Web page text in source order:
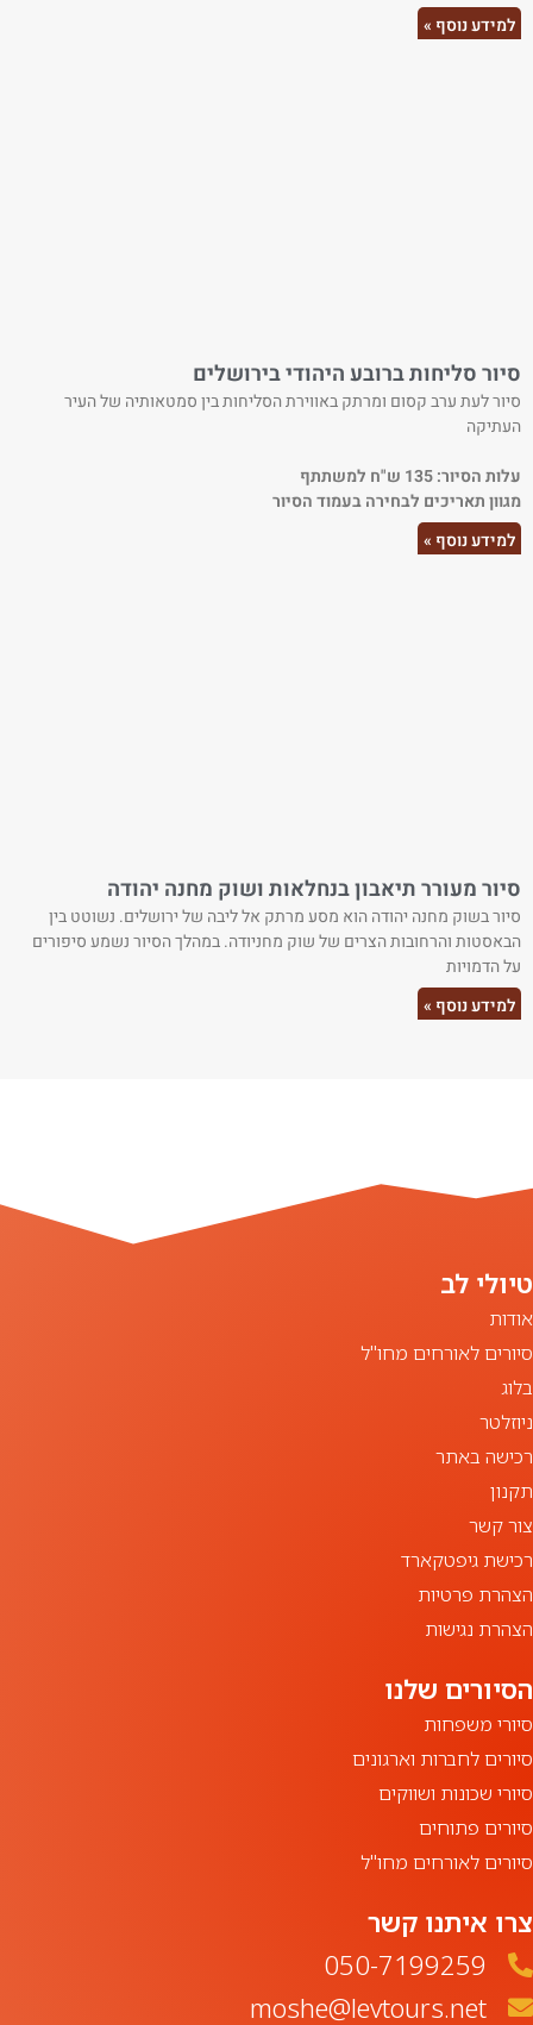
למידע נוסף »
סיור סליחות ברובע היהודי בירושלים
סיור לעת ערב קסום ומרתק באווירת הסליחות בין סמטאותיה של העיר
העתיקה
עלות הסיור: 135 ש"ח למשתתף
מגוון תאריכים לבחירה בעמוד הסיור
למידע נוסף »
סיור מעורר תיאבון בנחלאות ושוק מחנה יהודה
סיור בשוק מחנה יהודה הוא מסע מרתק אל ליבה של ירושלים. נשוטט בין
הבאסטות והרחובות הצרים של שוק מחניודה. במהלך הסיור נשמע סיפורים
על הדמויות
למידע נוסף »
אודות
סיורים לאורחים מחו"ל
בלוג
ניוזלטר
רכישה באתר
תקנון
צור קשר
רכישת גיפטקארד
הצהרת פרטיות
הצהרת נגישות
סיורי משפחות
סיורים לחברות וארגונים
סיורי שכונות ושווקים
סיורים פתוחים
סיורים לאורחים מחו"ל
צרו איתנו קשר
050-7199259‏
moshe@levtours.net